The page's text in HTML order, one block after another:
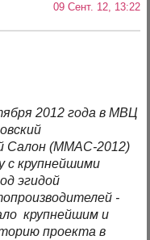
09 Сент. 12, 13:22
2012 года в МВЦ
(MMAC-2012)
с крупнейшими
эгидой
-
крупнейшим и
проекта в